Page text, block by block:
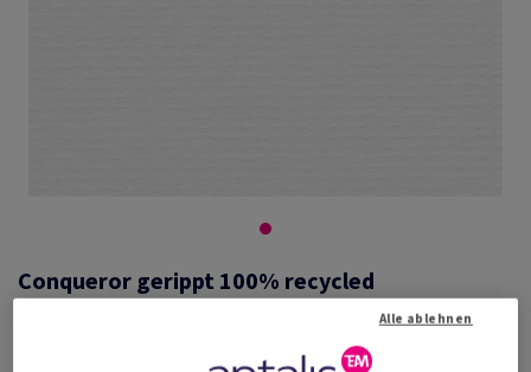
Conqueror gerippt 100% recycled
Alle ablehnen